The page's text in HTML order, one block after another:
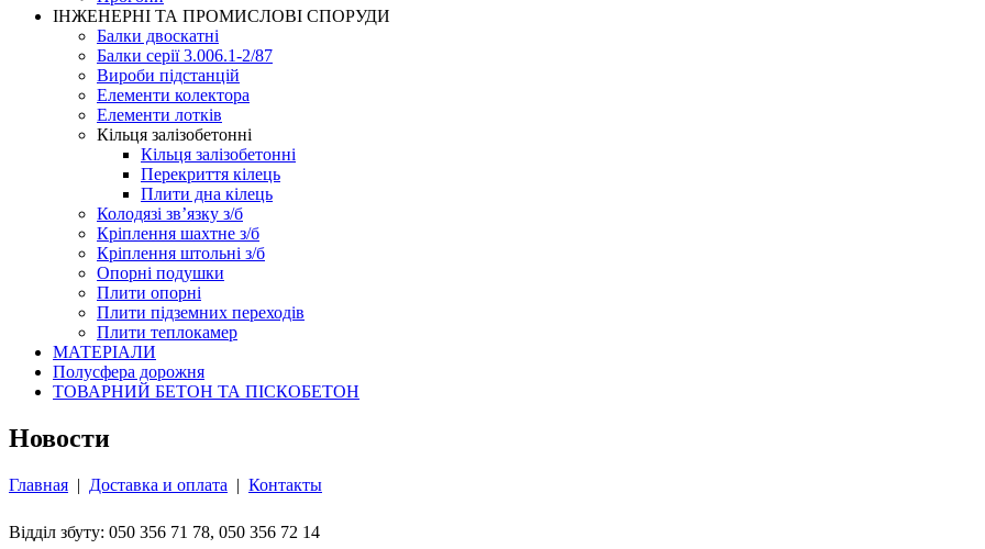
ІНЖЕНЕРНІ ТА ПРОМИСЛОВІ СПОРУДИ
Балки двоскатні
Балки серії 3.006.1-2/87
Вироби підстанцій
Елементи колектора
Елементи лотків
Кільця залізобетонні
Кільця залізобетонні
Перекриття кілець
Плити дна кілець
Колодязі зв’язку з/б
Кріплення шахтне з/б
Кріплення штольні з/б
Опорні подушки
Плити опорні
Плити підземних переходів
Плити теплокамер
МАТЕРІАЛИ
Полусфера дорожня
ТОВАРНИЙ БЕТОН ТА ПІСКОБЕТОН
Новости
Главная | Доставка и оплата | Контакты
Відділ збуту: 050 356 71 78, 050 356 72 14